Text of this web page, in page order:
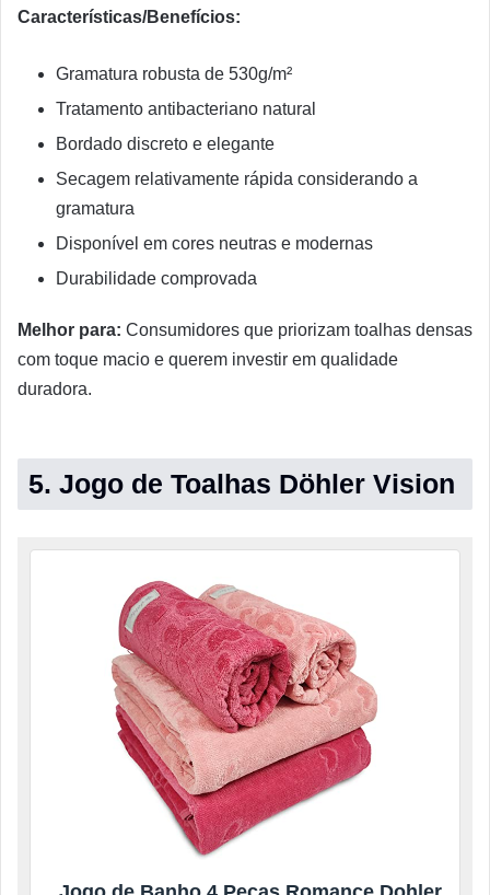
Características/Benefícios:
Gramatura robusta de 530g/m²
Tratamento antibacteriano natural
Bordado discreto e elegante
Secagem relativamente rápida considerando a
gramatura
Disponível em cores neutras e modernas
Durabilidade comprovada
Melhor para: Consumidores que priorizam toalhas densas
com toque macio e querem investir em qualidade
duradora.
5. Jogo de Toalhas Döhler Vision